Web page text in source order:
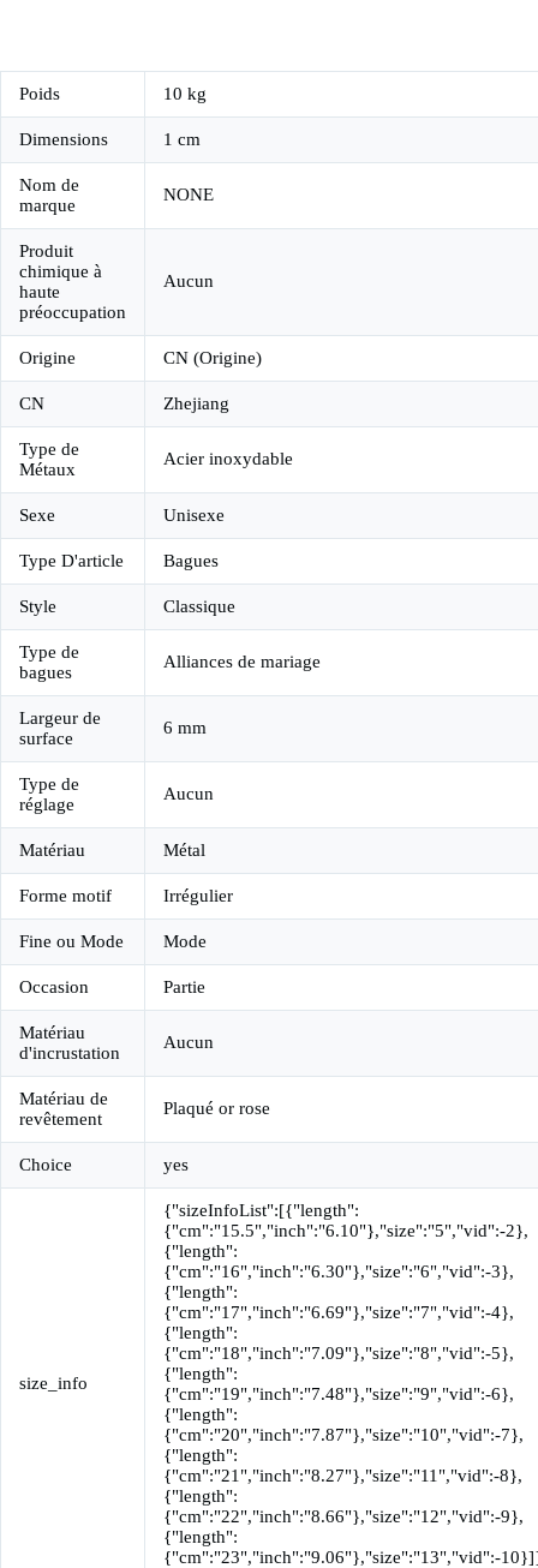
Poids 10 kg
Dimensions 1 cm
Nom de
marque
NONE
Produit
chimique à
haute
préoccupation
Aucun
Origine CN (Origine)
CN Zhejiang
Type de
Métaux
Acier inoxydable
Sexe Unisexe
Type D'article Bagues
Style Classique
Type de
bagues
Alliances de mariage
Largeur de
surface
6 mm
Type de
réglage
Aucun
Matériau Métal
Forme motif Irrégulier
Fine ou Mode Mode
Occasion Partie
Matériau
d'incrustation
Aucun
Matériau de
revêtement
Plaqué or rose
Choice yes
size_info
{"sizeInfoList":[{"length":
{"cm":"15.5","inch":"6.10"},"size":"5","vid":-2},
{"length":
{"cm":"16","inch":"6.30"},"size":"6","vid":-3},
{"length":
{"cm":"17","inch":"6.69"},"size":"7","vid":-4},
{"length":
{"cm":"18","inch":"7.09"},"size":"8","vid":-5},
{"length":
{"cm":"19","inch":"7.48"},"size":"9","vid":-6},
{"length":
{"cm":"20","inch":"7.87"},"size":"10","vid":-7},
{"length":
{"cm":"21","inch":"8.27"},"size":"11","vid":-8},
{"length":
{"cm":"22","inch":"8.66"},"size":"12","vid":-9},
{"length":
{"cm":"23","inch":"9.06"},"size":"13","vid":-